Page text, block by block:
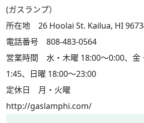
(ガスランプ）
所在地 26 Hoolai St. Kailua, HI
電話番号 808-483-0564
営業時間 水・木曜 18:00～0:00、金
1:45、日曜 18:00～23:00
定休日 月・火曜
http://gaslamphi.com/